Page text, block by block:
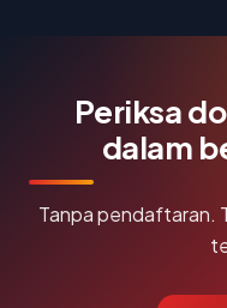
Periksa
dalam
Tanpa pendaftaran.